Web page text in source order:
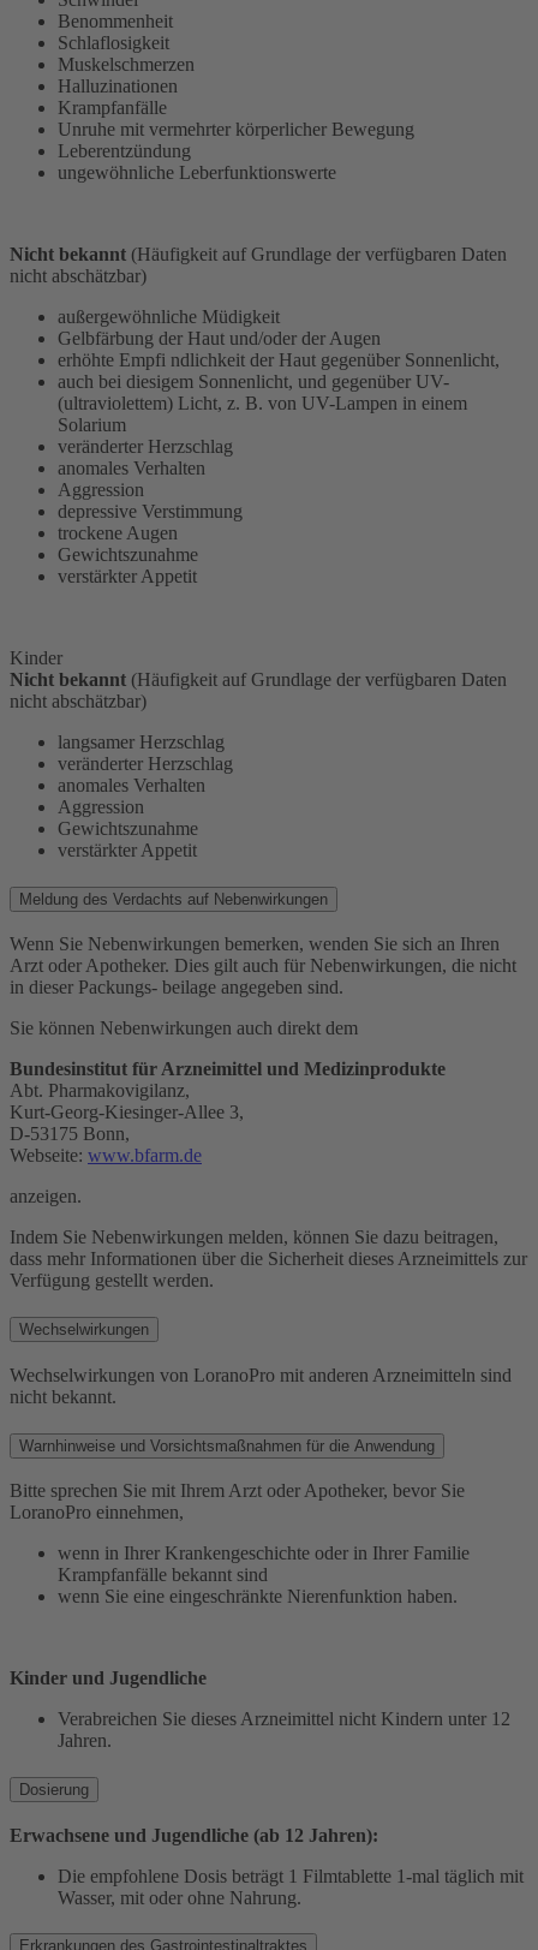
Benommenheit
Schlaflosigkeit
Muskelschmerzen
Halluzinationen
Krampfanfälle
Unruhe mit vermehrter körperlicher Bewegung
Leberentzündung
ungewöhnliche Leberfunktionswerte
Nicht bekannt (Häufigkeit auf Grundlage der verfügbaren Daten
nicht abschätzbar)
außergewöhnliche Müdigkeit
Gelbfärbung der Haut und/oder der Augen
erhöhte Empfi ndlichkeit der Haut gegenüber Sonnenlicht,
auch bei diesigem Sonnenlicht, und gegenüber UV-
(ultraviolettem) Licht, z. B. von UV-Lampen in einem
Solarium
veränderter Herzschlag
anomales Verhalten
Aggression
depressive Verstimmung
trockene Augen
Gewichtszunahme
verstärkter Appetit
Kinder
Nicht bekannt (Häufigkeit auf Grundlage der verfügbaren Daten
nicht abschätzbar)
langsamer Herzschlag
veränderter Herzschlag
anomales Verhalten
Aggression
Gewichtszunahme
verstärkter Appetit
Meldung des Verdachts auf Nebenwirkungen
Wenn Sie Nebenwirkungen bemerken, wenden Sie sich an Ihren
Arzt oder Apotheker. Dies gilt auch für Nebenwirkungen, die nicht
in dieser Packungs- beilage angegeben sind.
Sie können Nebenwirkungen auch direkt dem
Bundesinstitut für Arzneimittel und Medizinprodukte
Abt. Pharmakovigilanz,
Kurt-Georg-Kiesinger-Allee 3,
D-53175 Bonn,
Webseite: www.bfarm.de
anzeigen.
Indem Sie Nebenwirkungen melden, können Sie dazu beitragen,
dass mehr Informationen über die Sicherheit dieses Arzneimittels zur
Verfügung gestellt werden.
Wechselwirkungen
Wechselwirkungen von LoranoPro mit anderen Arzneimitteln sind
nicht bekannt.
Warnhinweise und Vorsichtsmaßnahmen für die Anwendung
Bitte sprechen Sie mit Ihrem Arzt oder Apotheker, bevor Sie
LoranoPro einnehmen,
wenn in Ihrer Krankengeschichte oder in Ihrer Familie
Krampfanfälle bekannt sind
wenn Sie eine eingeschränkte Nierenfunktion haben.
Kinder und Jugendliche
Verabreichen Sie dieses Arzneimittel nicht Kindern unter 12
Jahren.
Dosierung
Erwachsene und Jugendliche (ab 12 Jahren):
Die empfohlene Dosis beträgt 1 Filmtablette 1-mal täglich mit
Wasser, mit oder ohne Nahrung.
Erkrankungen des Gastrointestinaltraktes